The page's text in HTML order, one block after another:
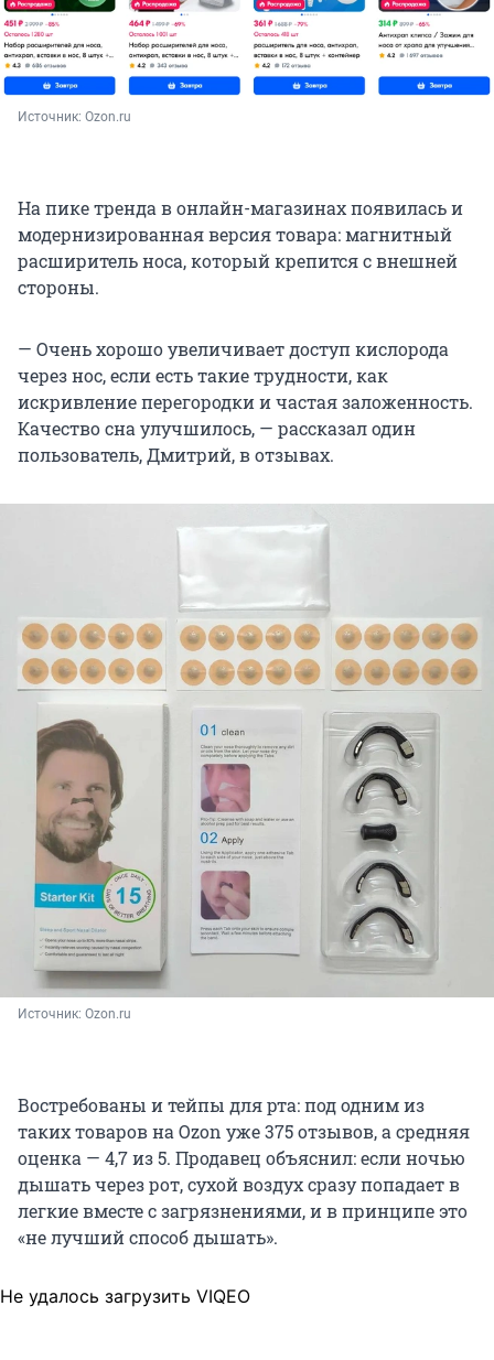
Источник: Ozon.ru
На пике тренда в онлайн-магазинах появилась и
модернизированная версия товара: магнитный
расширитель носа, который крепится с внешней
стороны.
— Очень хорошо увеличивает доступ кислорода
через нос, если есть такие трудности, как
искривление перегородки и частая заложенность.
Качество сна улучшилось, — рассказал один
пользователь, Дмитрий, в отзывах.
Источник: Ozon.ru
Востребованы и тейпы для рта: под одним из
таких товаров на Ozon уже 375 отзывов, а средняя
оценка — 4,7 из 5. Продавец объяснил: если ночью
дышать через рот, сухой воздух сразу попадает в
легкие вместе с загрязнениями, и в принципе это
«не лучший способ дышать».
Не удалось загрузить VIQEO